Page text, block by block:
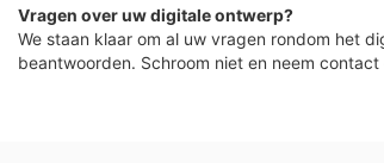
Vragen over uw digitale ontwerp?
We staan klaar om al uw vragen rondom het
beantwoorden. Schroom niet en neem